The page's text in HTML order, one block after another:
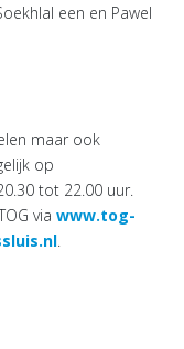
een en Pawel
maar ook
op
tot 22.00 uur.
via www.tog-
.